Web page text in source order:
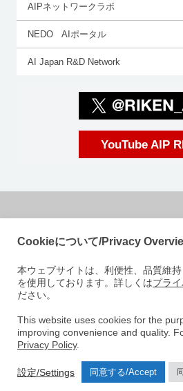
AIPネットワークラボ
NEDO AIポータル
AI Japan R&D Network
YouTube AIP
国立研究開発法人理化学研究所
〒103-0027
東京都中央区日本橋 1-4-1
e-mail: aip-koho [at]riken.jp 注: メールア
い
AIPについて
アクセス お問い合わせ サイトマ
Cookieについて/Privacy
本ウェブサイトは、利便性、品質維
を使用しております。詳しくはプラ
ださい。
This website uses cookies for the
improving convenience and quality.
Privacy Policy.
設定/Settings 同意する/Accept